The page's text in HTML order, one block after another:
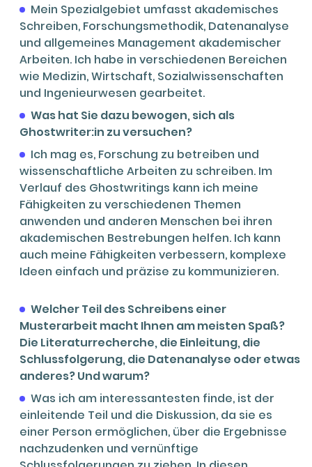
Mein Spezialgebiet umfasst akademisches
Schreiben, Forschungsmethodik, Datenanalyse
und allgemeines Management akademischer
Arbeiten. Ich habe in verschiedenen Bereichen
wie Medizin, Wirtschaft, Sozialwissenschaften
und Ingenieurwesen gearbeitet.
Was hat Sie dazu bewogen, sich als
Ghostwriter:in zu versuchen?
Ich mag es, Forschung zu betreiben und
wissenschaftliche Arbeiten zu schreiben. Im
Verlauf des Ghostwritings kann ich meine
Fähigkeiten zu verschiedenen Themen
anwenden und anderen Menschen bei ihren
akademischen Bestrebungen helfen. Ich kann
auch meine Fähigkeiten verbessern, komplexe
Ideen einfach und präzise zu kommunizieren.
Welcher Teil des Schreibens einer
Musterarbeit macht Ihnen am meisten Spaß?
Die Literaturrecherche, die Einleitung, die
Schlussfolgerung, die Datenanalyse oder etwas
anderes? Und warum?
Was ich am interessantesten finde, ist der
einleitende Teil und die Diskussion, da sie es
einer Person ermöglichen, über die Ergebnisse
nachzudenken und vernünftige